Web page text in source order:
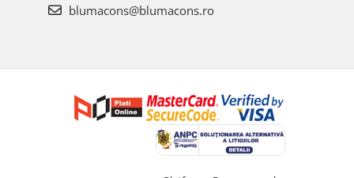
blumacons@blumacons.ro